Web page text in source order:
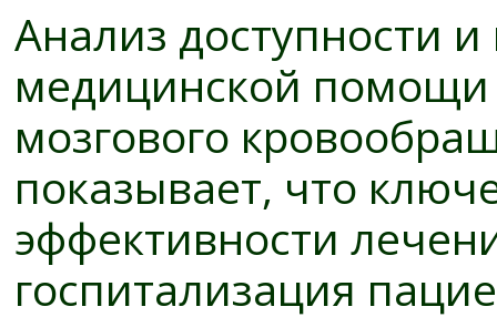
Анализ доступности и
медицинской
мозгового
показывает, что
эффективности
госпитализация